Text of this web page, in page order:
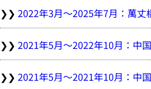
2022年3月～2025年7月：萬丈
2021年5月～2022年10月：中
2021年5月～2021年10月：中